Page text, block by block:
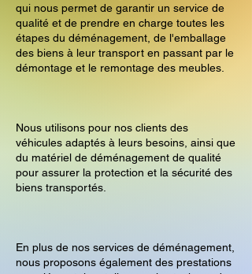
qui nous permet de garantir un service de
qualité et de prendre en charge toutes les
étapes du déménagement, de l'emballage
des biens à leur transport en passant par le
démontage et le remontage des meubles.
Nous utilisons pour nos clients des
véhicules adaptés à leurs besoins, ainsi que
du matériel de déménagement de qualité
pour assurer la protection et la sécurité des
biens transportés.
En plus de nos services de déménagement,
nous proposons également des prestations